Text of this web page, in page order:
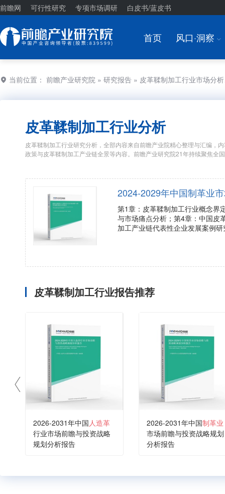
前瞻网 可行性研究 专项市场调研 白皮书/蓝皮书
首页 风口·洞察 I
当前位置： 前瞻产业研究院 » 研究报告 » 皮革鞣制加工行业市场分
皮革鞣制加工行业分析
皮革鞣制加工行业研究分析，全部内容来自前瞻产业院精心整理与汇编，
政策与皮革鞣制加工产业链全景等内容。前瞻产业研究院21年持续聚焦全
2024-2029年中国制革业
第1章：皮革鞣制加工行业概念界
与市场痛点分析；第4章：中国皮
加工产业链代表性企业发展案例
皮革鞣制加工行业报告推荐
2026-2031年中国人造革
行业市场前瞻与投资战略
规划分析报告
2026-2031年中国制革业
市场前瞻与投资战略规划
分析报告